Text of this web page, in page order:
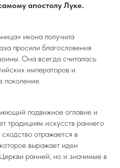
апостолу Луке.
икона получила
просили благословения
Она всегда считалась
императоров и
поколение.
подвижное оглавие и
традициям искусств раннего
отражается в
выражает идеи
ранней, но и значимые в